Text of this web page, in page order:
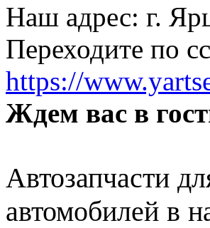
Наш адрес: г.
Переходите по
https://
Ждем вас в
Автозапчасти
автомобилей в